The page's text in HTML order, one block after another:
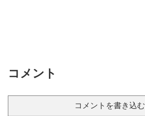
コメント
コメントを書き込む